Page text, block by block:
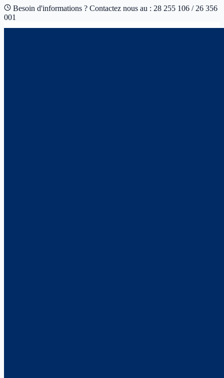
Besoin d'informations ? Contactez nous au : 28 255 106 / 26 356
001